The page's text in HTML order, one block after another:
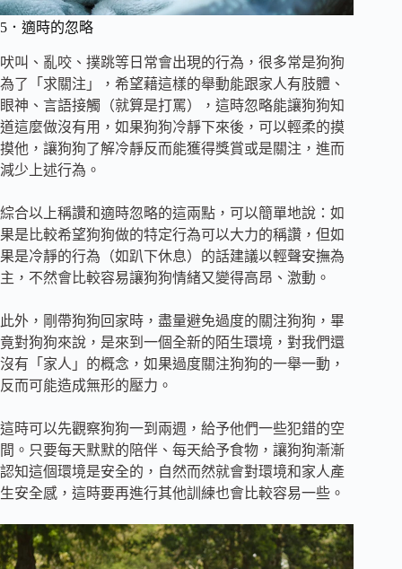
5．適時的忽略
吠叫、亂咬、撲跳等日常會出現的行為，很多常是狗狗
為了「求關注」，希望藉這樣的舉動能跟家人有肢體、
眼神、言語接觸（就算是打罵），這時忽略能讓狗狗知
道這麼做沒有用，如果狗狗冷靜下來後，可以輕柔的摸
摸他，讓狗狗了解冷靜反而能獲得獎賞或是關注，進而
減少上述行為。
‍綜合以上稱讚和適時忽略的這兩點，可以簡單地說：如
果是比較希望狗狗做的特定行為可以大力的稱讚，但如
果是冷靜的行為（如趴下休息）的話建議以輕聲安撫為
主，不然會比較容易讓狗狗情緒又變得高昂、激動。
此外，剛帶狗狗回家時，盡量避免過度的關注狗狗，畢
竟對狗狗來說，是來到一個全新的陌生環境，對我們還
沒有「家人」的概念，如果過度關注狗狗的一舉一動，
反而可能造成無形的壓力。
‍這時可以先觀察狗狗一到兩週，給予他們一些犯錯的空
間。只要每天默默的陪伴、每天給予食物，讓狗狗漸漸
認知這個環境是安全的，自然而然就會對環境和家人產
生安全感，這時要再進行其他訓練也會比較容易一些。